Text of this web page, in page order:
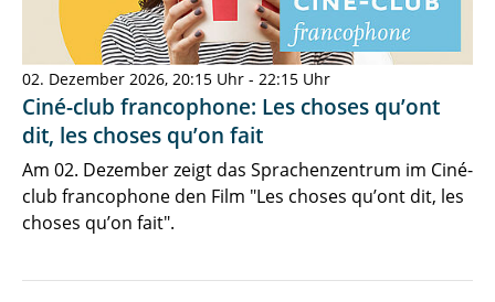
02. Dezember 2026, 20:15 Uhr - 22:15 Uhr
Ciné-club francophone: Les choses qu’ont
dit, les choses qu’on fait
Am 02. Dezember zeigt das Sprachenzentrum im Ciné-
club francophone den Film "Les choses qu’ont dit, les
choses qu’on fait".